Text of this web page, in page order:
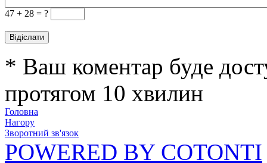
47 + 28 = ?
* Ваш коментар буде
протягом 10 хвилин
Головна
Нагору
Зворотний зв'язок
POWERED BY COTONTI